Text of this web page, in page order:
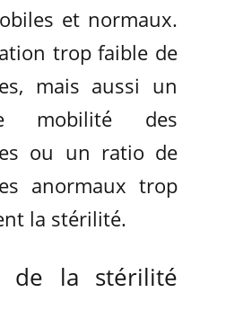
et normaux.
trop faible de
mais aussi un
mobilité des
ou un ratio de
anormaux trop
la stérilité.
de la stérilité